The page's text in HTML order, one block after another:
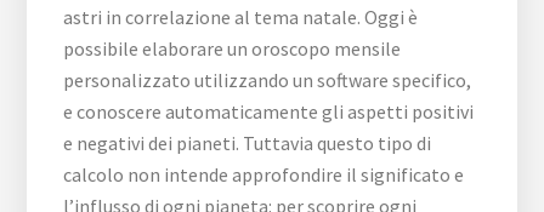
astri in correlazione al tema natale. Oggi è
possibile elaborare un oroscopo mensile
personalizzato utilizzando un software specifico,
e conoscere automaticamente gli aspetti positivi
e negativi dei pianeti. Tuttavia questo tipo di
calcolo non intende approfondire il significato e
l’influsso di ogni pianeta: per scoprire ogni